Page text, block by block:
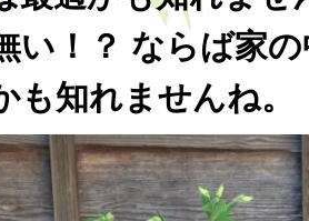
い！？ ならば家
も知れませんね。